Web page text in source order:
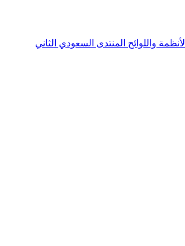
الأنظمة واللوائح المنتدى السعودي الثاني